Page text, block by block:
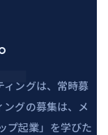
ィングは、常時募
グの募集は、メ
プ起業」を学びた